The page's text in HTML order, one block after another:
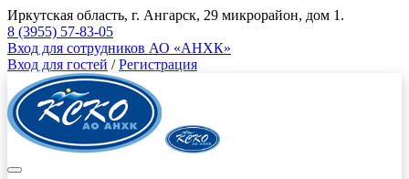
Иркутская область, г. Ангарск, 29 микрорайон, дом 1.
8 (3955) 57-83-05
Вход для сотрудников АО «АНХК»
Вход для гостей /Регистрация